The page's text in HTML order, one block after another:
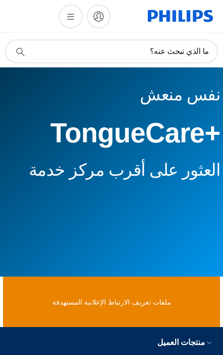
دعم
ما الذي تبحث عنه؟
نفس منعش
TongueCare+‎
العثور على أقرب مركز خدمة
ملفات تعريف الارتباط الإعلانية المستهدفة
منتجات العميل